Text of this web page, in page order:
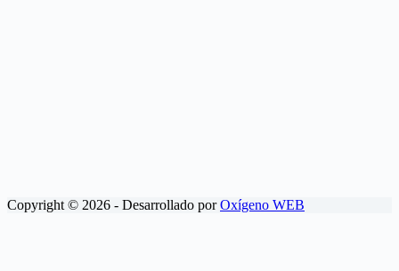
Copyright © 2026 - Desarrollado porOxígeno WEB